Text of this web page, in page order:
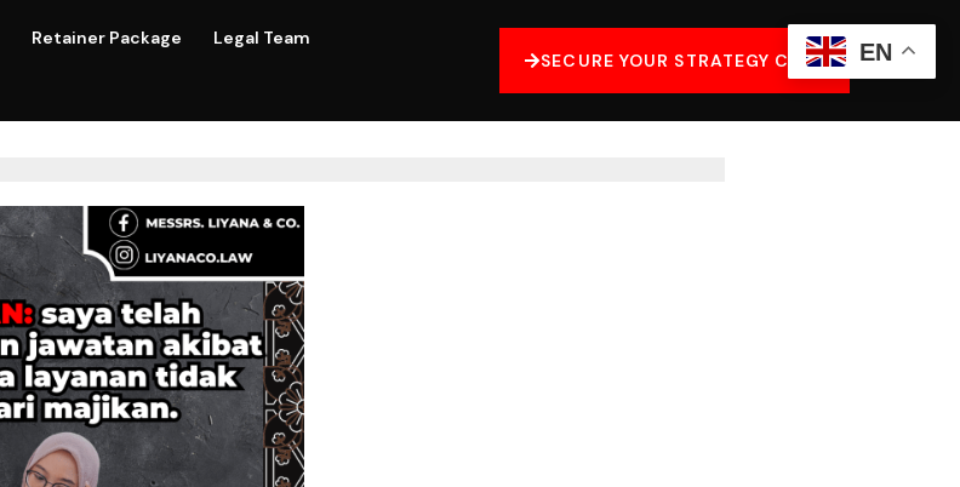
Retainer Package Legal Team
SECURE YOUR STRATEGY CALL EN